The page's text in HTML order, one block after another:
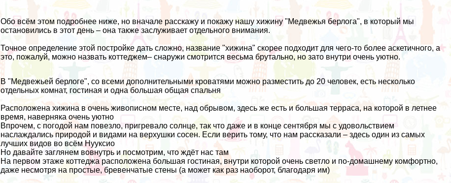
Обо всём этом подробнее ниже, но вначале расскажу и покажу нашу хижину "Медвежья берлога", в который мы
остановились в этот день – она также заслуживает отдельного внимания.
Точное определение этой постройке дать сложно, название "хижина" скорее подходит для чего-то более аскетичного, а
это, пожалуй, можно назвать коттеджем– снаружи смотрится весьма брутально, но зато внутри очень уютно.
В "Медвежьей берлоге", со всеми дополнительными кроватями можно разместить до 20 человек, есть несколько
отдельных комнат, гостиная и одна большая общая спальня
Расположена хижина в очень живописном месте, над обрывом, здесь же есть и большая терраса, на которой в летнее
время, наверняка очень уютно
Впрочем, с погодой нам повезло, пригревало солнце, так что даже и в конце сентября мы с удовольствием
наслаждались природой и видами на верхушки сосен. Если верить тому, что нам рассказали – здесь один из самых
лучших видов во всёмНууксио
Но давайте заглянем вовнутрь и посмотрим, что ждёт нас там
На первом этаже коттеджа расположена большая гостиная, внутри которой очень светло и по-домашнему комфортно,
даже несмотря на простые, бревенчатые стены (а может как раз наоборот, благодаря им)